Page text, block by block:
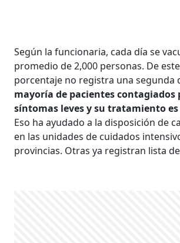
Según la funcionaria, cada día se
promedio de 2,000 personas. De
porcentaje no registra una segunda
mayoría de pacientes contagiados
síntomas leves y su tratamiento
Eso ha ayudado a la disposición de
en las unidades de cuidados
provincias. Otras ya registran lista